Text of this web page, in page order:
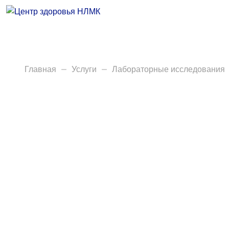
Анализы
Главная Услуги Лабораторные исследования